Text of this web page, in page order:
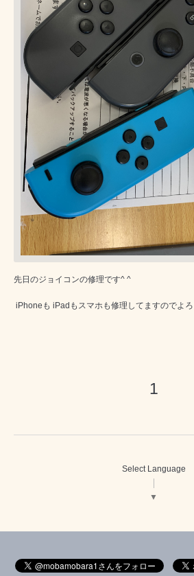
先日のジョイコンの修理です^ ^
iPhoneも iPadもスマホも修理してますのでよ
1
Select Language
▼